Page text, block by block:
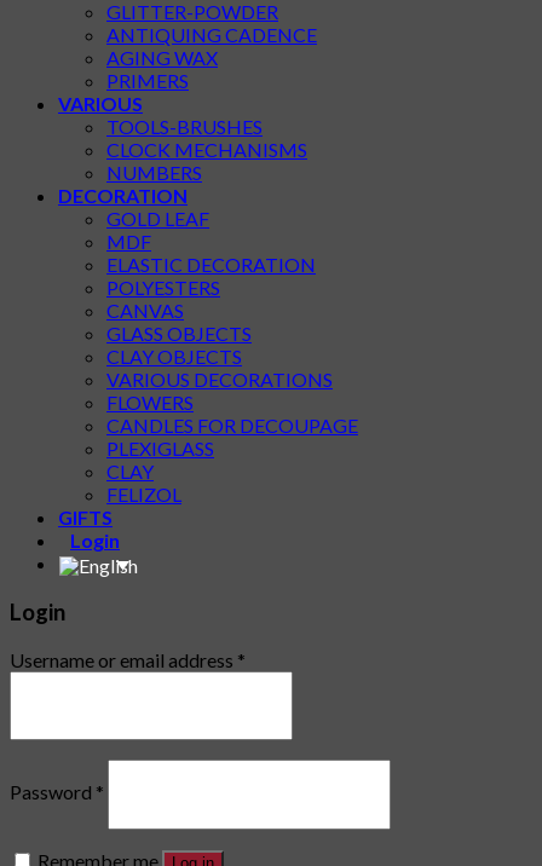
GLITTER-POWDER
ANTIQUING CADENCE
AGING WAX
PRIMERS
VARIOUS
TOOLS-BRUSHES
CLOCK MECHANISMS
NUMBERS
DECORATION
GOLD LEAF
MDF
ELASTIC DECORATION
POLYESTERS
CANVAS
GLASS OBJECTS
CLAY OBJECTS
VARIOUS DECORATIONS
FLOWERS
CANDLES FOR DECOUPAGE
PLEXIGLASS
CLAY
FELIZOL
GIFTS
Login
Login
Username or email address *
Password *
Remember me